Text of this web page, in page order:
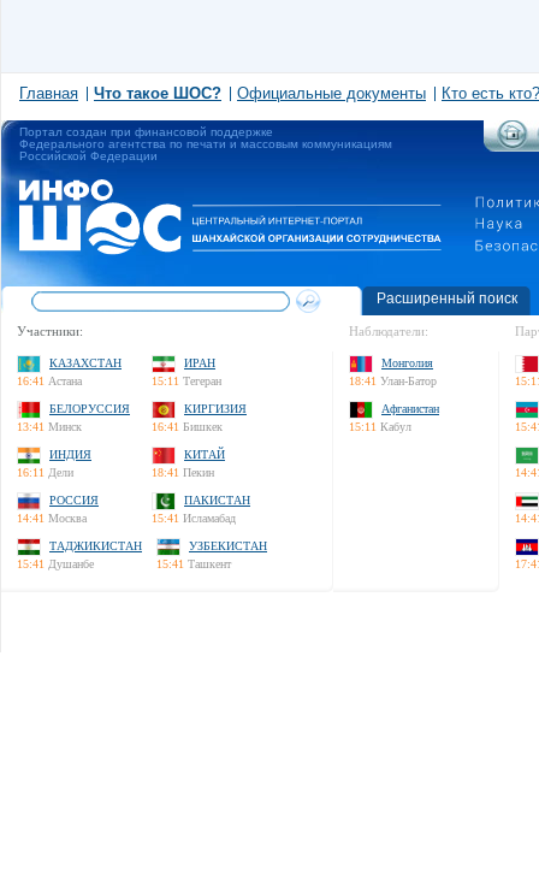
Главная Что такое ШОС? Официальные документы Кто есть кто?
Портал создан при финансовой поддержке
Федерального агентства по печати и массовым коммуникациям
Российской Федерации
Расширенный поиск
Участники:
КАЗАХСТАН
16:41 Астана
ИРАН
15:11 Тегеран
БЕЛОРУССИЯ
13:41 Минск
КИРГИЗИЯ
16:41 Бишкек
ИНДИЯ
16:11 Дели
КИТАЙ
18:41 Пекин
РОССИЯ
14:41 Москва
ПАКИСТАН
15:41 Исламабад
ТАДЖИКИСТАН
15:41 Душанбе
УЗБЕКИСТАН
15:41 Ташкент
Наблюдатели:
Монголия
18:41 Улан-Батор
Афганистан
15:11 Кабул